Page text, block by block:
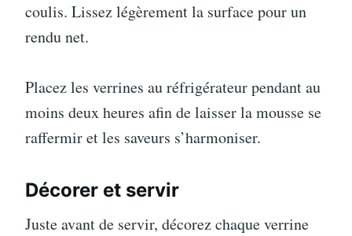
coulis. Lissez légèrement la surface pour un
rendu net.
Placez les verrines au réfrigérateur pendant au
moins deux heures afin de laisser la mousse se
raffermir et les saveurs s’harmoniser.
Décorer et servir
Juste avant de servir, décorez chaque verrine